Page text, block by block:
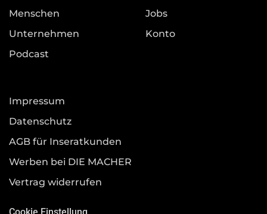
Menschen
Unternehmen
Podcast
Jobs
Konto
Impressum
Datenschutz
AGB für Inseratkunden
Werben bei DIE MACHER
Vertrag widerrufen